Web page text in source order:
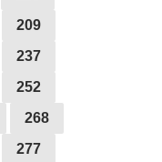
209
237
252
268
277